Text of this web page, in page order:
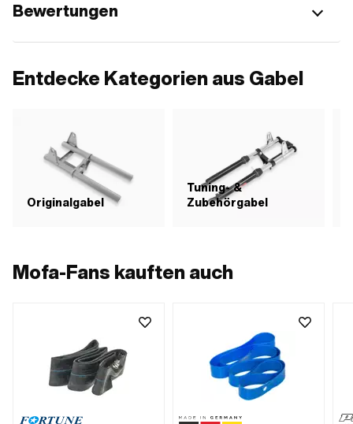
Bewertungen
Entdecke Kategorien aus Gabel
Originalgabel
Tuning- &
Zubehörgabel
Mofa-Fans kauften auch